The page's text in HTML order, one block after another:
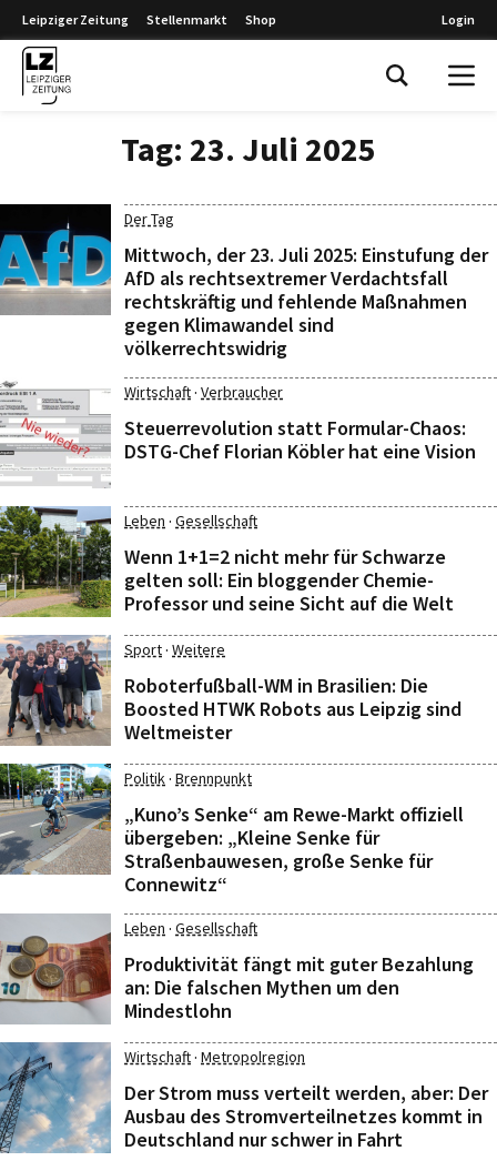
Leipziger Zeitung Stellenmarkt Shop Login
Tag: 23. Juli 2025
Der Tag
Mittwoch, der 23. Juli 2025: Einstufung der
AfD als rechtsextremer Verdachtsfall
rechtskräftig und fehlende Maßnahmen
gegen Klimawandel sind
völkerrechtswidrig
Wirtschaft· Verbraucher
Steuerrevolution statt Formular-Chaos:
DSTG-Chef Florian Köbler hat eine Vision
Leben · Gesellschaft
Wenn 1+1=2 nicht mehr für Schwarze
gelten soll: Ein bloggender Chemie-
Professor und seine Sicht auf die Welt
Sport· Weitere
Roboterfußball-WM in Brasilien: Die
Boosted HTWK Robots aus Leipzig sind
Weltmeister
Politik· Brennpunkt
„Kuno’s Senke“ am Rewe-Markt offiziell
übergeben: „Kleine Senke für
Straßenbauwesen, große Senke für
Connewitz“
Leben · Gesellschaft
Produktivität fängt mit guter Bezahlung
an: Die falschen Mythen um den
Mindestlohn
Wirtschaft· Metropolregion
Der Strom muss verteilt werden, aber: Der
Ausbau des Stromverteilnetzes kommt in
Deutschland nur schwer in Fahrt